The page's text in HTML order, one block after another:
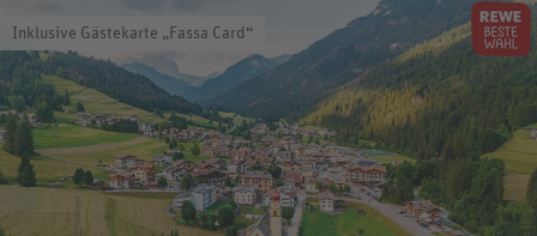
Inklusive Gästekarte „Fassa Card“